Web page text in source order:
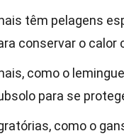
têm pelagens
conservar o calor
como o
para se
como o